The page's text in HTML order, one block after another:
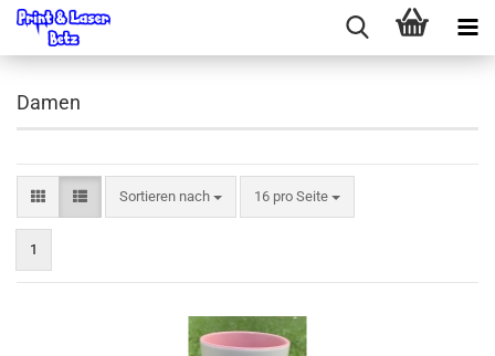
Damen
Sortieren nach
Sortieren nach 16 pro Seite
pro Seite
1